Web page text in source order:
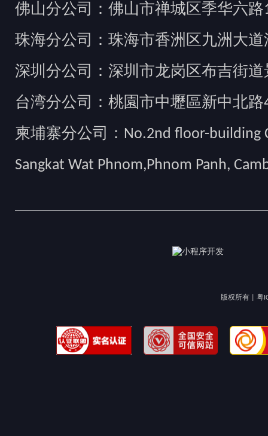
佛山分公司：佛山市禅城区季华六路
珠海分公司：珠海市香洲区九洲大道
深圳分公司：深圳市龙岗区布吉街
台湾分公司：桃園市中壢區新中北路
柬埔寨分公司：No.2nd floor-building
Sangkat Wat Phnom,Phnom Panh,
版权所有 | 粤